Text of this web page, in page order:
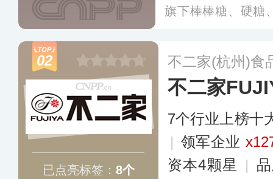
旗下棒棒糖、硬糖
02
已点亮标签： 8个
不二家(杭州)食
不二家
7个行业上榜十
| 领军企业
资本4颗星
|